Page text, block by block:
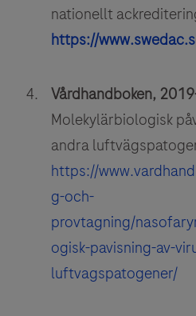
nationellt
https://
Vårdhandboken,
Molekylärbiologisk
andra
https://
g-och-
provtagning/
ogisk-pavisning-av-
luftvagspatogener/